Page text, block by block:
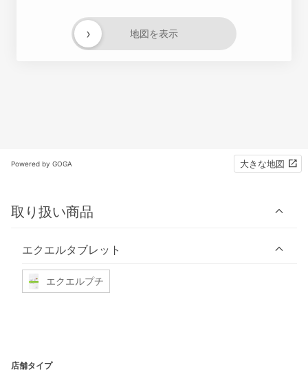
地図を表示
›
Powered by GOGA 大きな地図
取り扱い商品
エクエルタブレット
エクエルプチ
店舗タイプ